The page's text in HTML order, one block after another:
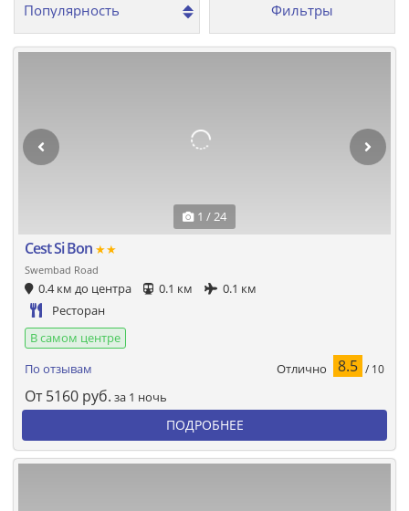
Фильтры
1 / 24
Cest Si Bon ★★
Swembad Road
0.4 км до центра 0.1 км
0.1 км
Ресторан
В самом центре
По отзывам
Отлично 8.5 / 10
От 5160 руб. за 1 ночь
ПОДРОБНЕЕ